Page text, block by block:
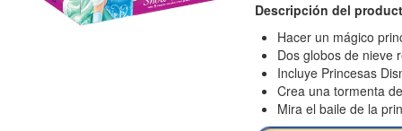
Descripción del
Hacer un mágico
Dos globos de nieve
Incluye Princesas
Crea una tormenta
Mira el baile de la